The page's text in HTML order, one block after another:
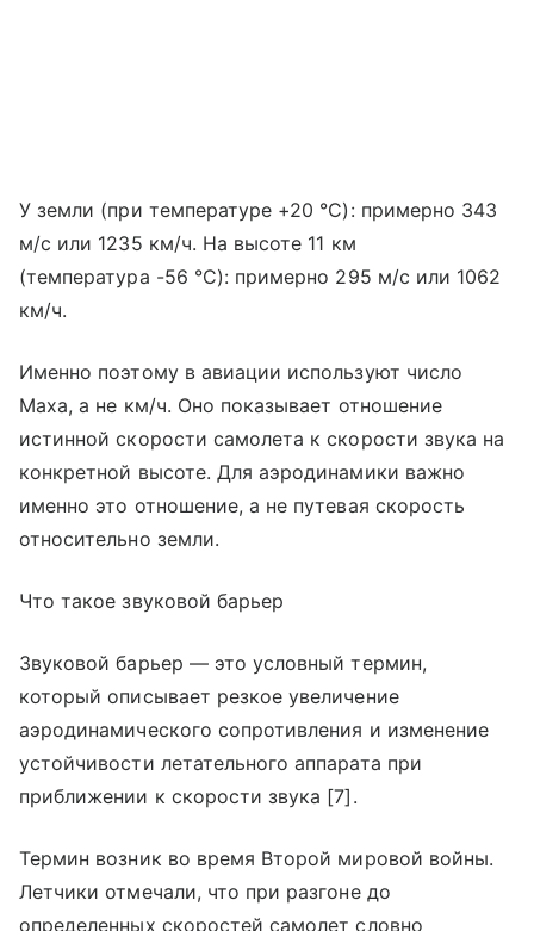
У земли (при температуре +20 °C): примерно 343
м/с или 1235 км/ч. На высоте 11 км
(температура -56 °C): примерно 295 м/с или 1062
км/ч.
Именно поэтому в авиации используют число
Маха, а не км/ч. Оно показывает отношение
истинной скорости самолета к скорости звука на
конкретной высоте. Для аэродинамики важно
именно это отношение, а не путевая скорость
относительно земли.
Что такое звуковой барьер
Звуковой барьер — это условный термин,
который описывает резкое увеличение
аэродинамического сопротивления и изменение
устойчивости летательного аппарата при
приближении к скорости звука [7].
Термин возник во время Второй мировой войны.
Летчики отмечали, что при разгоне до
определенных скоростей самолет словно